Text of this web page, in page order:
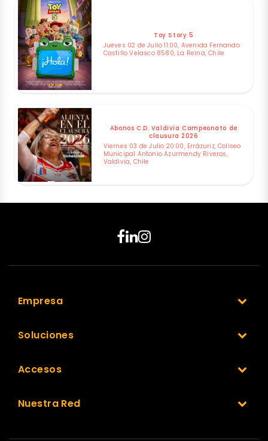
Toy Story 5
Jueves 02 de Julio 11:00, Avenida Fernando
Castillo Velasco 8580, La Reina, Chile
Abonos C.D. Valdivia Campeonato de
clausura 2026
Viernes 03 de Julio 20:00, Errázuriz, Coliseo
Municipal Antonio Azurmendy Riveros,
Valdivia, Chile
Empresa
Soluciones
Accesos
Nuestra Red